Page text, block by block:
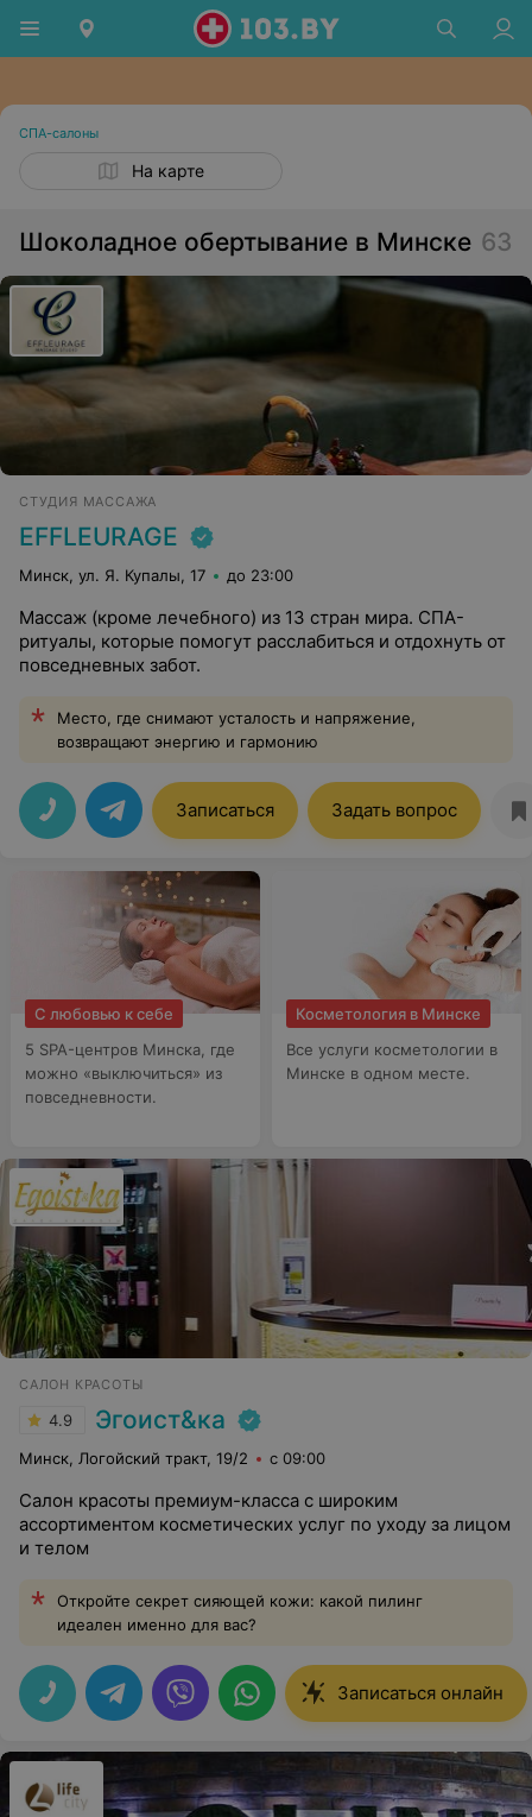
СПА-салоны
На карте
Шоколадное обертывание в Минске 63
СТУДИЯ МАССАЖА
EFFLEURAGE
Минск, ул. Я. Купалы, 17 до 23:00
Массаж (кроме лечебного) из 13 стран мира. СПА-
ритуалы, которые помогут расслабиться и отдохнуть от
повседневных забот.
Место, где снимают усталость и напряжение,
возвращают энергию и гармонию
Записаться Задать вопрос
С любовью к себе
5 SPA-центров Минска, где
можно «выключиться» из
повседневности.
Косметология в Минске
Все услуги косметологии в
Минске в одном месте.
САЛОН КРАСОТЫ
4.9 Эгоист&ка
Минск, Логойский тракт, 19/2 с 09:00
Салон красоты премиум-класса с широким
ассортиментом косметических услуг по уходу за лицом
и телом
Откройте секрет сияющей кожи: какой пилинг
идеален именно для вас?
Записаться онлайн